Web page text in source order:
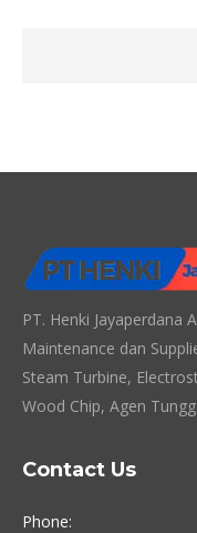
PT. Henki Jayaperdana
Maintenance dan
Steam Turbine,
Wood Chip, Agen
Contact Us
Phone: